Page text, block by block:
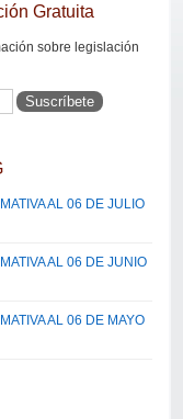
Gratuita
sobre legislación
AL 06 DE JULIO
AL 06 DE JUNIO
AL 06 DE MAYO